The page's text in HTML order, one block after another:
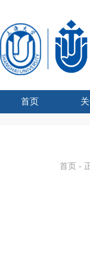
首页
首页 -